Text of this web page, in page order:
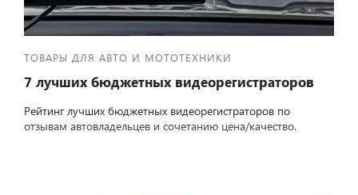
ТОВАРЫ ДЛЯ АВТО И МОТОТЕХНИКИ
7 лучших бюджетных видеорегистраторов
Рейтинг лучших бюджетных видеорегистраторов по
отзывам автовладельцев и сочетанию цена/качество.